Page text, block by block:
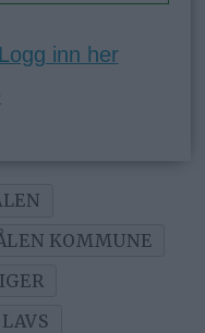
inn her
KOMMUNE